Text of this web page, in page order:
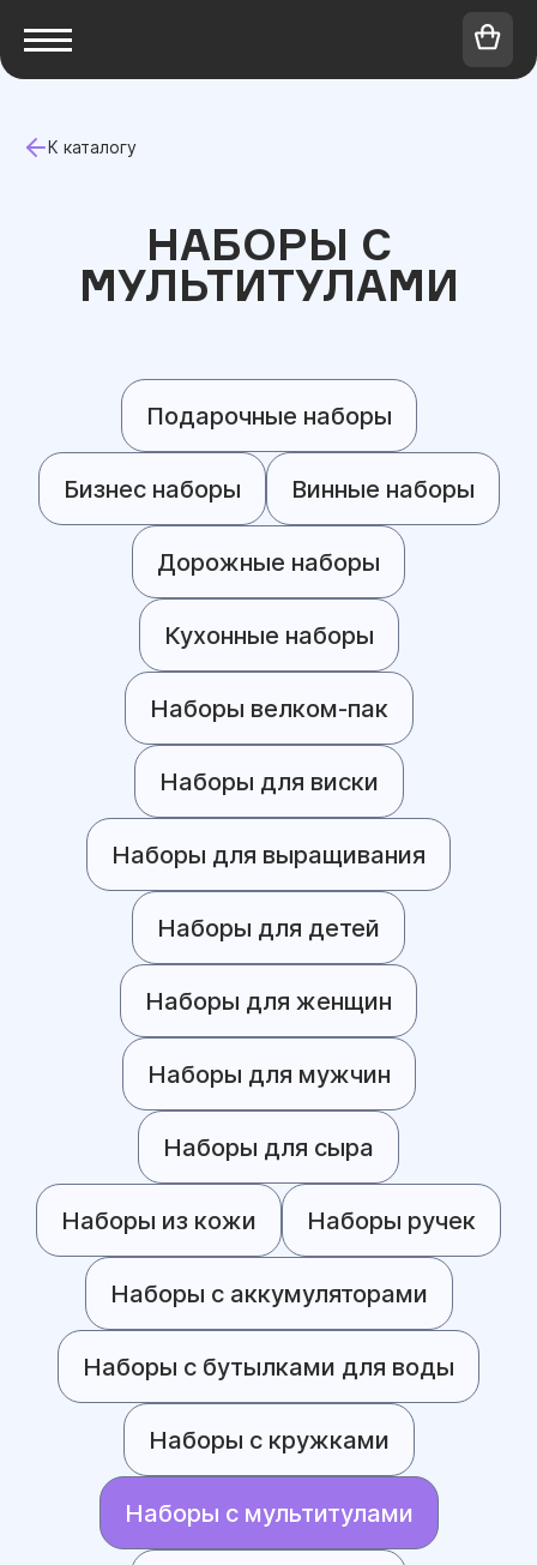
К каталогу
НАБОРЫ С
МУЛЬТИТУЛАМИ
Подарочные наборы
Бизнес наборы Винные наборы
Дорожные наборы
Кухонные наборы
Наборы велком-пак
Наборы для виски
Наборы для выращивания
Наборы для детей
Наборы для женщин
Наборы для мужчин
Наборы для сыра
Наборы из кожи Наборы ручек
Наборы с аккумуляторами
Наборы с бутылками для воды
Наборы с кружками
Наборы с мультитулами